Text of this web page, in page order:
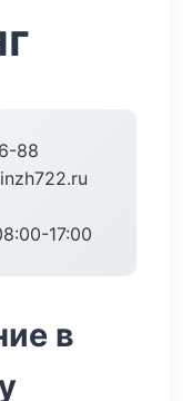
88
17:00
в